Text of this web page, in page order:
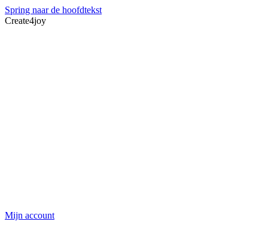
Spring naar de hoofdtekst
Create4joy
Mijn account